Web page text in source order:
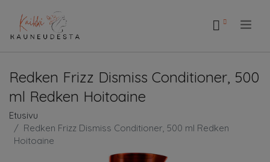
Redken Frizz Dismiss Conditioner, 500
ml Redken Hoitoaine
Etusivu
Redken Frizz Dismiss Conditioner, 500 ml Redken
Hoitoaine